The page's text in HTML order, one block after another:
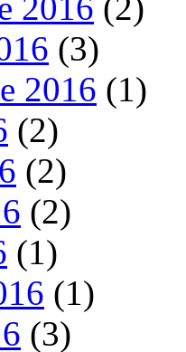
(3)
2016 (1)
(2)
(2)
(2)
(1)
(1)
(3)